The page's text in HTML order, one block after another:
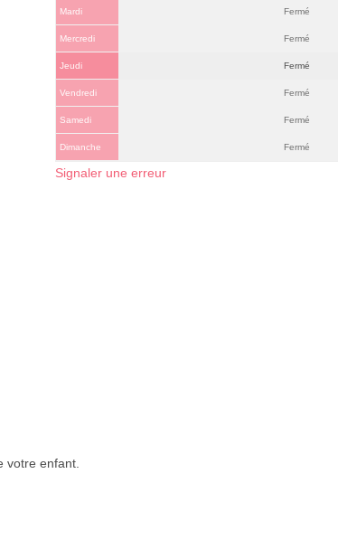
Mardi Fermé
Mercredi Fermé
Jeudi Fermé
Vendredi Fermé
Samedi Fermé
Dimanche Fermé
Signaler une erreur
votre enfant.